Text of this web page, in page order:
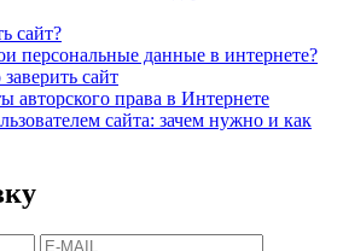
сайт?
персональные данные в интернете?
сайт
авторского права в Интернете
сайта: зачем нужно и как